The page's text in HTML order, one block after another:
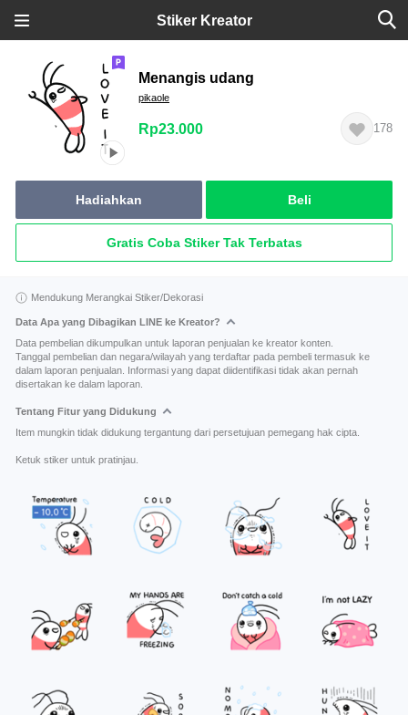
Stiker Kreator
Menangis udang
pikaole
Rp23.000 178
Hadiahkan Beli
Gratis Coba Stiker Tak Terbatas
Mendukung Merangkai Stiker/Dekorasi
Data Apa yang Dibagikan LINE ke Kreator?
Data pembelian dikumpulkan untuk laporan penjualan ke kreator konten.
Tanggal pembelian dan negara/wilayah yang terdaftar pada pembeli termasuk ke
dalam laporan penjualan. Informasi yang dapat diidentifikasi tidak akan pernah
disertakan ke dalam laporan.
Tentang Fitur yang Didukung
Item mungkin tidak didukung tergantung dari persetujuan pemegang hak cipta.
Ketuk stiker untuk pratinjau.